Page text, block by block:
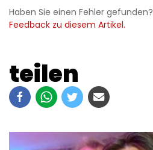
Haben Sie einen Fehler gefunden?
Feedback zu diesem Artikel.
teilen